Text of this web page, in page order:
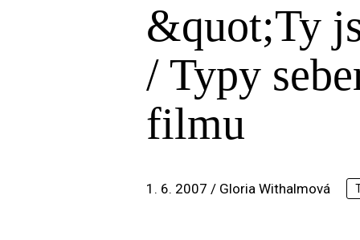
&quot;Ty
/ Typy
filmu
1. 6. 2007 / Gloria Withalmová